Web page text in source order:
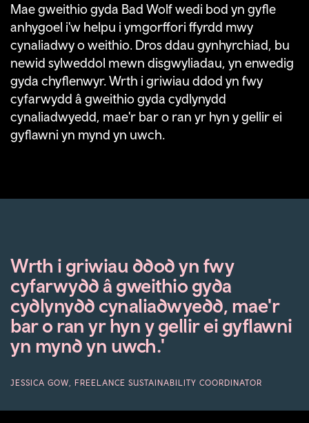
Mae gweithio gyda Bad Wolf wedi bod yn gyfle
anhygoel i'w helpu i ymgorffori ffyrdd mwy
cynaliadwy o weithio. Dros ddau gynhyrchiad, bu
newid sylweddol mewn disgwyliadau, yn enwedig
gyda chyflenwyr. Wrth i griwiau ddod yn fwy
cyfarwydd â gweithio gyda cydlynydd
cynaliadwyedd, mae'r bar o ran yr hyn y gellir ei
gyflawni yn mynd yn uwch.
Wrth i griwiau ddod yn fwy
cyfarwydd â gweithio gyda
cydlynydd cynaliadwyedd, mae'r
bar o ran yr hyn y gellir ei gyflawni
yn mynd yn uwch.'
JESSICA GOW, FREELANCE SUSTAINABILITY COORDINATOR